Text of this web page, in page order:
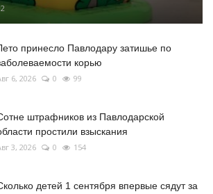
принесло Павлодару затишье по
корью
6, 2026 0 99
штрафников из Павлодарской
простили взыскания
3, 2026 0 154
детей 1 сентября впервые сядут за